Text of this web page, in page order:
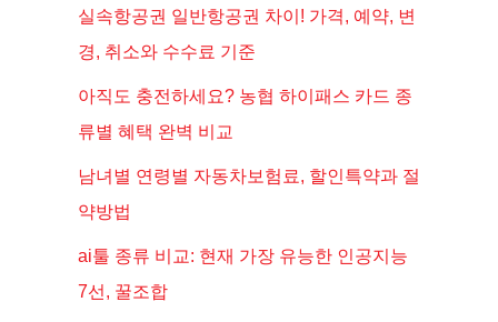
실속항공권 일반항공권 차이! 가격, 예약, 변
경, 취소와 수수료 기준
아직도 충전하세요? 농협 하이패스 카드 종
류별 혜택 완벽 비교
남녀별 연령별 자동차보험료, 할인특약과 절
약방법
ai툴 종류 비교: 현재 가장 유능한 인공지능
7선, 꿀조합